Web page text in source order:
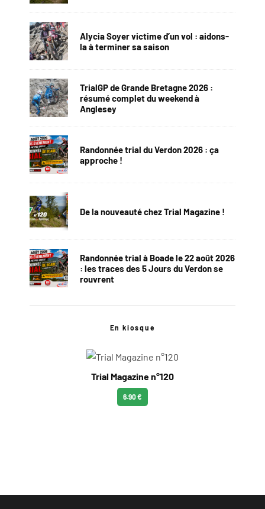
Alycia Soyer victime d’un vol : aidons-
la à terminer sa saison
TrialGP de Grande Bretagne 2026 :
résumé complet du weekend à
Anglesey
Randonnée trial du Verdon 2026 : ça
approche !
De la nouveauté chez Trial Magazine !
Randonnée trial à Boade le 22 août 2026
: les traces des 5 Jours du Verdon se
rouvrent
En kiosque
Trial Magazine n°120
6.90 €